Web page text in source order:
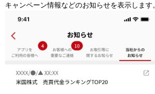
キャンペーン情報などのお知らせを表示します